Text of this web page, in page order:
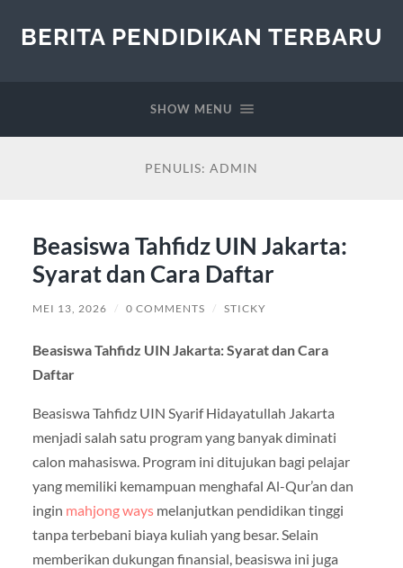
BERITA PENDIDIKAN TERBARU
SHOW MENU
PENULIS: ADMIN
Beasiswa Tahfidz UIN Jakarta:
Syarat dan Cara Daftar
MEI 13, 2026 / 0 COMMENTS / STICKY
Beasiswa Tahfidz UIN Jakarta: Syarat dan Cara
Daftar
Beasiswa Tahfidz UIN Syarif Hidayatullah Jakarta
menjadi salah satu program yang banyak diminati
calon mahasiswa. Program ini ditujukan bagi pelajar
yang memiliki kemampuan menghafal Al-Qur’an dan
ingin mahjong waysmelanjutkan pendidikan tinggi
tanpa terbebani biaya kuliah yang besar. Selain
memberikan dukungan finansial, beasiswa ini juga